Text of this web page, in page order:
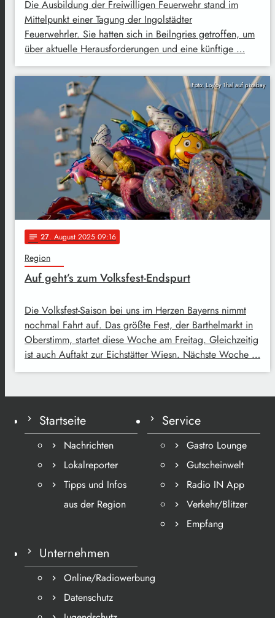
Die Ausbildung der Freiwilligen Feuerwehr stand im
Mittelpunkt einer Tagung der Ingolstädter
Feuerwehrler. Sie hatten sich in Beilngries getroffen, um
über aktuelle Herausforderungen und eine künftige …
Foto: Loyloy Thal auf pixabay
notes 27. August 2025 09:16
Region
Auf geht’s zum Volksfest-Endspurt
Die Volksfest-Saison bei uns im Herzen Bayerns nimmt
nochmal Fahrt auf. Das größte Fest, der Barthelmarkt in
Oberstimm, startet diese Woche am Freitag. Gleichzeitig
ist auch Auftakt zur Eichstätter Wiesn. Nächste Woche …
Startseite
Nachrichten
Lokalreporter
Tipps und Infos
aus der Region
Service
Gastro Lounge
Gutscheinwelt
Radio IN App
Verkehr/Blitzer
Empfang
Unternehmen
Online/Radiowerbung
Datenschutz